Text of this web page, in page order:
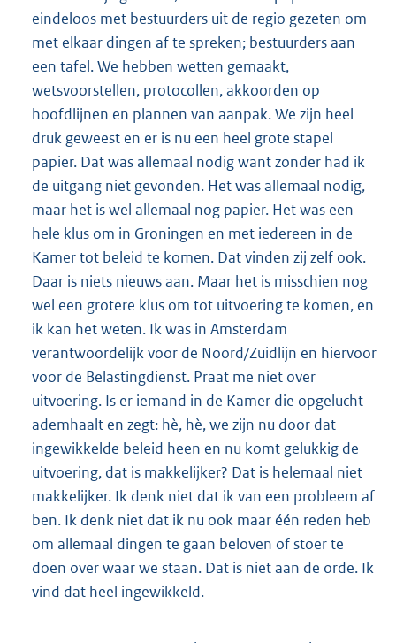
eindeloos met bestuurders uit de regio gezeten om
met elkaar dingen af te spreken; bestuurders aan
een tafel. We hebben wetten gemaakt,
wetsvoorstellen, protocollen, akkoorden op
hoofdlijnen en plannen van aanpak. We zijn heel
druk geweest en er is nu een heel grote stapel
papier. Dat was allemaal nodig want zonder had ik
de uitgang niet gevonden. Het was allemaal nodig,
maar het is wel allemaal nog papier. Het was een
hele klus om in Groningen en met iedereen in de
Kamer tot beleid te komen. Dat vinden zij zelf ook.
Daar is niets nieuws aan. Maar het is misschien nog
wel een grotere klus om tot uitvoering te komen, en
ik kan het weten. Ik was in Amsterdam
verantwoordelijk voor de Noord/Zuidlijn en hiervoor
voor de Belastingdienst. Praat me niet over
uitvoering. Is er iemand in de Kamer die opgelucht
ademhaalt en zegt: hè, hè, we zijn nu door dat
ingewikkelde beleid heen en nu komt gelukkig de
uitvoering, dat is makkelijker? Dat is helemaal niet
makkelijker. Ik denk niet dat ik van een probleem af
ben. Ik denk niet dat ik nu ook maar één reden heb
om allemaal dingen te gaan beloven of stoer te
doen over waar we staan. Dat is niet aan de orde. Ik
vind dat heel ingewikkeld.